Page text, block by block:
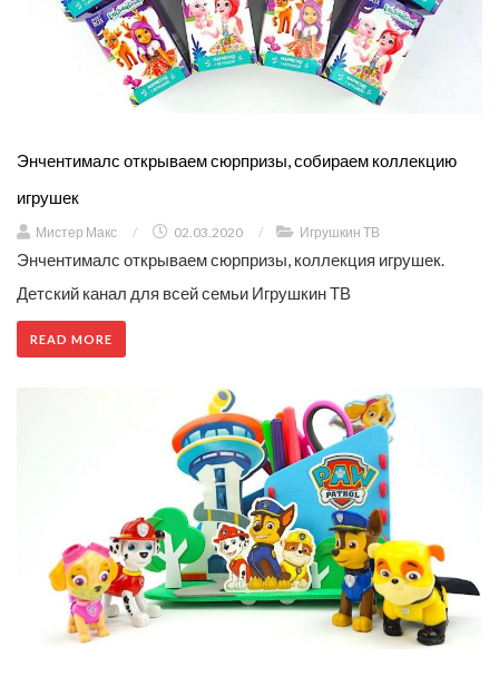
Энчентималс открываем сюрпризы, собираем коллекцию
игрушек
Мистер Макс / 02.03.2020 / Игрушкин ТВ
Энчентималс открываем сюрпризы, коллекция игрушек.
Детский канал для всей семьи Игрушкин ТВ
READ MORE